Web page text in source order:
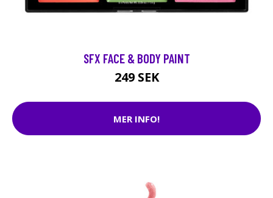
SFX FACE & BODY PAINT
249 SEK
MER INFO!